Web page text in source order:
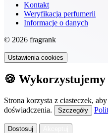
Kontakt
Weryfikacja perfumerii
Informacje o danych
© 2026 fragrank
Ustawienia cookies
🍪
Strona korzysta z ciasteczek,
doświadczenia.
Szczegóły
Dostosuj